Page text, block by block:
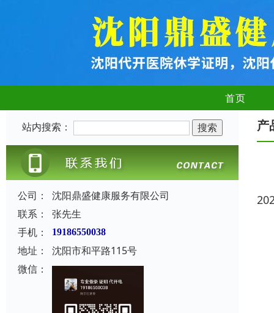
首页
站内搜索：
公司：
沈阳鼎盛健康服务有限公司
联系：
张先生
手机：
19186550038
地址：
沈阳市和平路115号
微信：
产